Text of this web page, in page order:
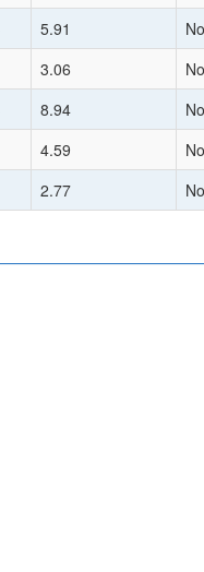
5.91
No
3.06
No
8.94
No
4.59
No
2.77 No